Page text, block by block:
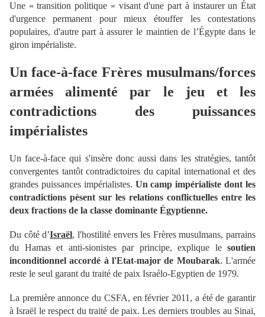
Une « transition politique » visant d'une part à instaurer un État
d'urgence permanent pour mieux étouffer les contestations
populaires, d'autre part à assurer le maintien de l’Égypte dans le
giron impérialiste.
Un face-à-face Frères musulmans/forces
armées alimenté par le jeu et les
contradictions des puissances
impérialistes
Un face-à-face qui s'insère donc aussi dans les stratégies, tantôt
convergentes tantôt contradictoires du capital international et des
grandes puissances impérialistes. Un camp impérialiste dont les
contradictions pèsent sur les relations conflictuelles entre les
deux fractions de la classe dominante Égyptienne.
Du côté d’Israël, l'hostilité envers les Frères musulmans, parrains
du Hamas et anti-sionistes par principe, explique le soutien
inconditionnel accordé à l'Etat-major de Moubarak. L'armée
reste le seul garant du traité de paix Israélo-Egyptien de 1979.
La première annonce du CSFA, en février 2011, a été de garantir
à Israël le respect du traité de paix. Les derniers troubles au Sinaï,